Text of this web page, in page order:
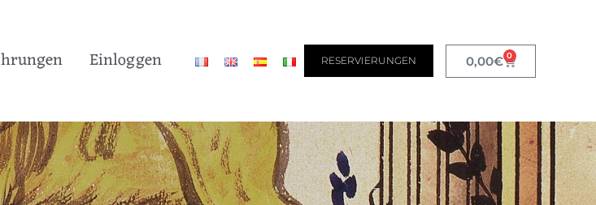
Einloggen RESERVIERUNGEN 0,00€ 0